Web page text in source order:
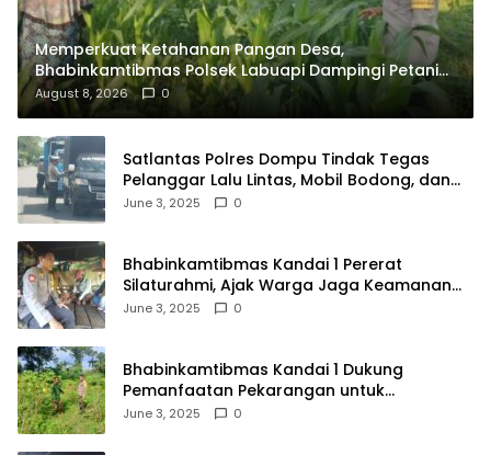
Memperkuat Ketahanan Pangan Desa,
Bhabinkamtibmas Polsek Labuapi Dampingi Petani
Kuranji Dalang
August 8, 2026 0
Satlantas Polres Dompu Tindak Tegas
Pelanggar Lalu Lintas, Mobil Bodong, dan
Kendaraan Tak Bayar Pajak
June 3, 2025 0
Bhabinkamtibmas Kandai 1 Pererat
Silaturahmi, Ajak Warga Jaga Keamanan
Lingkungan
June 3, 2025 0
Bhabinkamtibmas Kandai 1 Dukung
Pemanfaatan Pekarangan untuk
Ketahanan Pangan Menuju Indonesia Emas
June 3, 2025 0